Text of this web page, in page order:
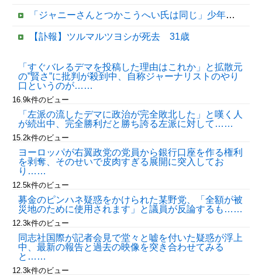
「ジャニーさんとつかこうへい氏は同じ」少年隊・錦織一清が明かすレジェンドの共通点と我流の演出論
【訃報】ツルマルツヨシが死去 31歳
【移民政策反対】イオンの売り場で唐揚げを食う中国人の子供
Powered by livedoor 相互RSS
「すぐバレるデマを投稿した理由はこれか」と拡散元
の”賢さ”に批判が殺到中、自称ジャーナリストのやり
口というのが……
16.9k件のビュー
「左派の流したデマに政治が完全敗北した」と嘆く人
が続出中、完全勝利だと勝ち誇る左派に対して……
15.2k件のビュー
ヨーロッパが右翼政党の党員から銀行口座を作る権利
を剥奪、そのせいで皮肉すぎる展開に突入してお
り……
12.5k件のビュー
募金のピンハネ疑惑をかけられた某野党、「全額が被
災地のために使用されます」と議員が反論するも……
12.3k件のビュー
同志社国際が記者会見で堂々と嘘を付いた疑惑が浮上
中、最新の報告と過去の映像を突き合わせてみる
と……
12.3k件のビュー